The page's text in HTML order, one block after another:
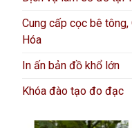
Cung cấp cọc bê tông,
Hóa
In ấn bản đồ khổ lớn
Khóa đào tạo đo đạc